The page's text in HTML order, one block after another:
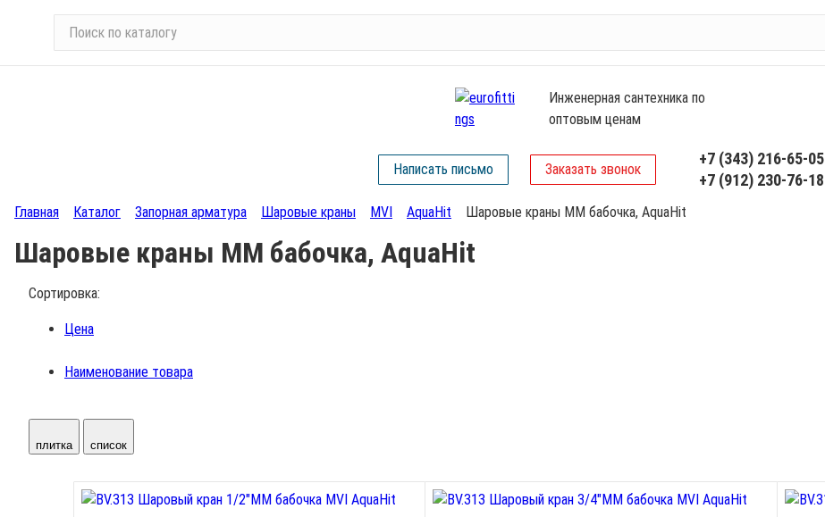
и
т
л
г
у
Инженерная сантехника по
оптовым ценам
Написать письмо Заказать звонок
+7 (343) 216-65-05
+7 (912) 230-76-18
Главная Каталог Запорная арматура Шаровые краны MVI AquaHit Шаровые краны ММ бабочка, AquaHit
Шаровые краны ММ бабочка, AquaHit
Сортировка:
Цена
Наименование товара
плитка список